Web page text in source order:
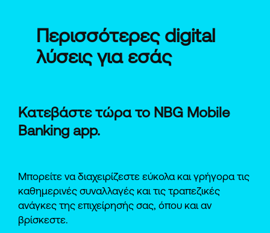
Περισσότερες digital
λύσεις για εσάς
Κατεβάστε τώρα το NBG Mobile
Banking app.
Μπορείτε να διαχειρίζεστε εύκολα και γρήγορα τις
καθημερινές συναλλαγές και τις τραπεζικές
ανάγκες της επιχείρησής σας, όπου και αν
βρίσκεστε.